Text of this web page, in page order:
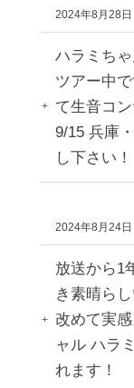
2024年8月28日
ハラミち
ツアー中
て生音コ
9/15 兵庫
し下さい！
2024年8月24日
放送から1
き素晴ら
改めて実
ャル ハラ
れます！